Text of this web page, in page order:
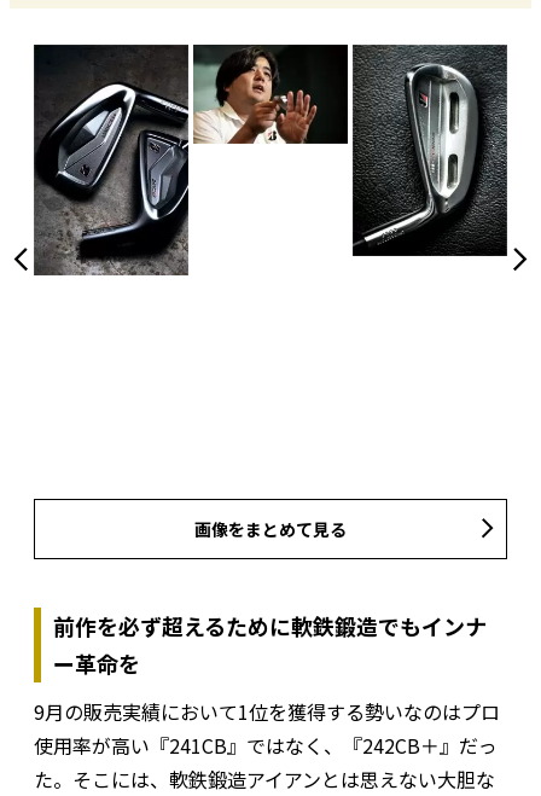
画像をまとめて見る
前作を必ず超えるために軟鉄鍛造でもインナ
ー革命を
9月の販売実績において1位を獲得する勢いなのはプロ
使用率が高い『241CB』ではなく、『242CB＋』だっ
た。そこには、軟鉄鍛造アイアンとは思えない大胆な